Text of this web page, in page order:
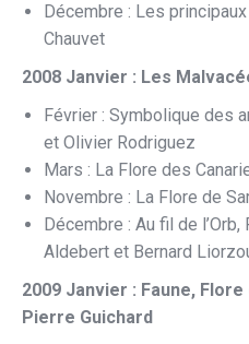
Décembre : Les
Chauvet
2008 Janvier : Les
Février : Symbolique des
et Olivier Rodriguez
Mars : La Flore des
Novembre : La Flore de
Décembre : Au fil de
Aldebert et Bernard
2009 Janvier : Faune,
Pierre Guichard